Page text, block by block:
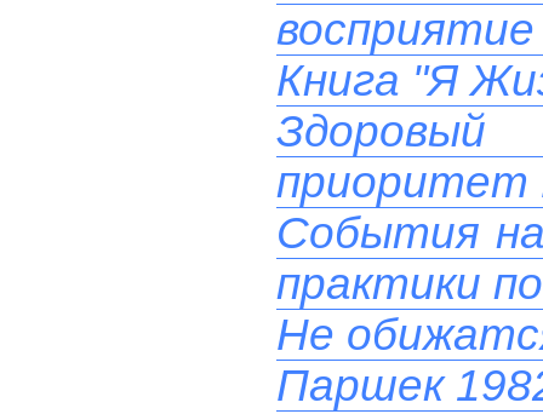
восприятие
Книга "Я
приоритет
События
практики
Не
Паршек